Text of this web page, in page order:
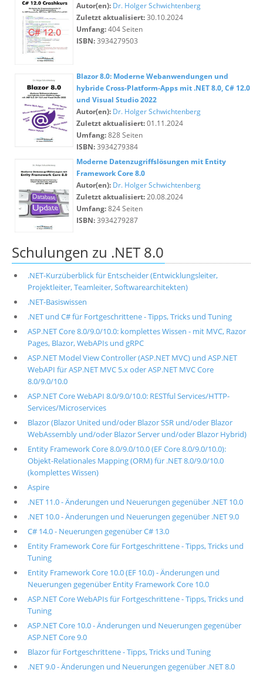
Autor(en): Dr. Holger Schwichtenberg
Zuletzt aktualisiert:30.10.2024
Umfang:404 Seiten
ISBN:3934279503
Blazor 8.0: Moderne Webanwendungen und
hybride Cross-Platform-Apps mit .NET 8.0, C# 12.0
und Visual Studio 2022
Autor(en): Dr. Holger Schwichtenberg
Zuletzt aktualisiert:01.11.2024
Umfang:828 Seiten
ISBN:3934279384
Moderne Datenzugriffslösungen mit Entity
Framework Core 8.0
Autor(en): Dr. Holger Schwichtenberg
Zuletzt aktualisiert:20.08.2024
Umfang:824 Seiten
ISBN:3934279287
Schulungen zu .NET 8.0
.NET-Kurzüberblick für Entscheider (Entwicklungsleiter,
Projektleiter, Teamleiter, Softwarearchitekten)
.NET-Basiswissen
.NET und C# für Fortgeschrittene - Tipps, Tricks und Tuning
ASP.NET Core 8.0/9.0/10.0: komplettes Wissen - mit MVC, Razor
Pages, Blazor, WebAPIs und gRPC
ASP.NET Model View Controller (ASP.NET MVC) und ASP.NET
WebAPI für ASP.NET MVC 5.x oder ASP.NET MVC Core
8.0/9.0/10.0
ASP.NET Core WebAPI 8.0/9.0/10.0: RESTful Services/HTTP-
Services/Microservices
Blazor (Blazor United und/oder Blazor SSR und/oder Blazor
WebAssembly und/oder Blazor Server und/oder Blazor Hybrid)
Entity Framework Core 8.0/9.0/10.0 (EF Core 8.0/9.0/10.0):
Objekt-Relationales Mapping (ORM) für .NET 8.0/9.0/10.0
(komplettes Wissen)
Aspire
.NET 11.0 - Änderungen und Neuerungen gegenüber .NET 10.0
.NET 10.0 - Änderungen und Neuerungen gegenüber .NET 9.0
C# 14.0 - Neuerungen gegenüber C# 13.0
Entity Framework Core für Fortgeschrittene - Tipps, Tricks und
Tuning
Entity Framework Core 10.0 (EF 10.0) - Änderungen und
Neuerungen gegenüber Entity Framework Core 10.0
ASP.NET Core WebAPIs für Fortgeschrittene - Tipps, Tricks und
Tuning
ASP.NET Core 10.0 - Änderungen und Neuerungen gegenüber
ASP.NET Core 9.0
Blazor für Fortgeschrittene - Tipps, Tricks und Tuning
.NET 9.0 - Änderungen und Neuerungen gegenüber .NET 8.0